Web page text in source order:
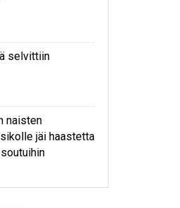
selvittiin
naisten
jäi haastetta